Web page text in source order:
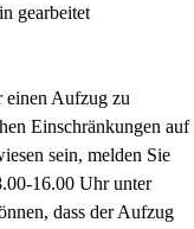
gearbeitet
einen Aufzug zu
Einschränkungen auf
sein, melden Sie
16.00 Uhr unter
dass der Aufzug